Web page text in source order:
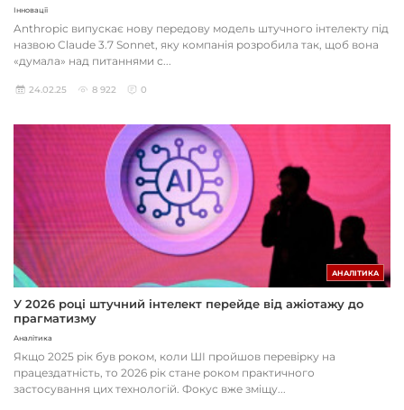
Інновації
Anthropic випускає нову передову модель штучного інтелекту під
назвою Claude 3.7 Sonnet, яку компанія розробила так, щоб вона
«думала» над питаннями с...
24.02.25 8 922 0
АНАЛІТИКА
У 2026 році штучний інтелект перейде від ажіотажу до
прагматизму
Аналітика
Якщо 2025 рік був роком, коли ШІ пройшов перевірку на
працездатність, то 2026 рік стане роком практичного
застосування цих технологій. Фокус вже зміщу...